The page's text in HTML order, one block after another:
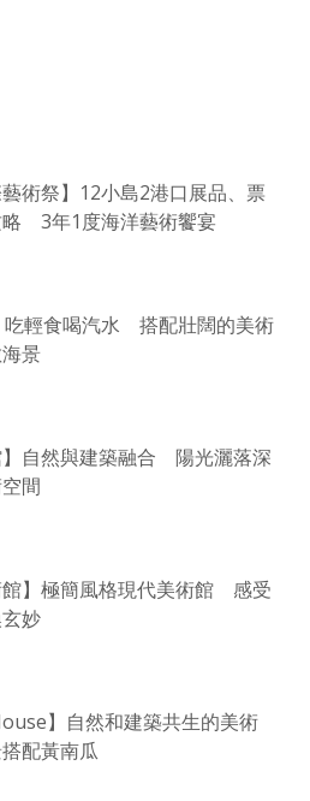
術祭】12小島2港口展品、票
略 3年1度海洋藝術饗宴
吃輕食喝汽水 搭配壯闊的美術
景
自然與建築融合 陽光灑落深
間
】極簡風格現代美術館 感受
妙
】自然和建築共生的美術
配黃南瓜